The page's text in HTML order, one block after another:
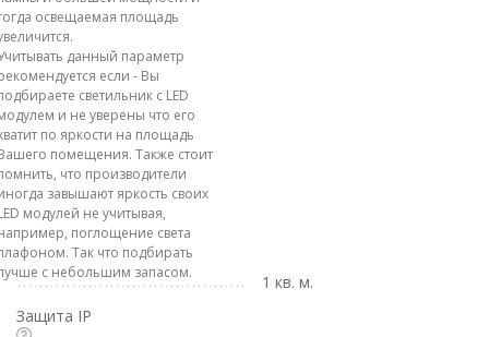
освещаемая площадь
данный параметр
если - Вы
светильник с LED
и не уверены что его
по яркости на площадь
помещения. Также стоит
что производители
завышают яркость своих
модулей не учитывая,
поглощение света
Так что подбирать
с небольшим запасом.
1 кв. м.
Защита IP